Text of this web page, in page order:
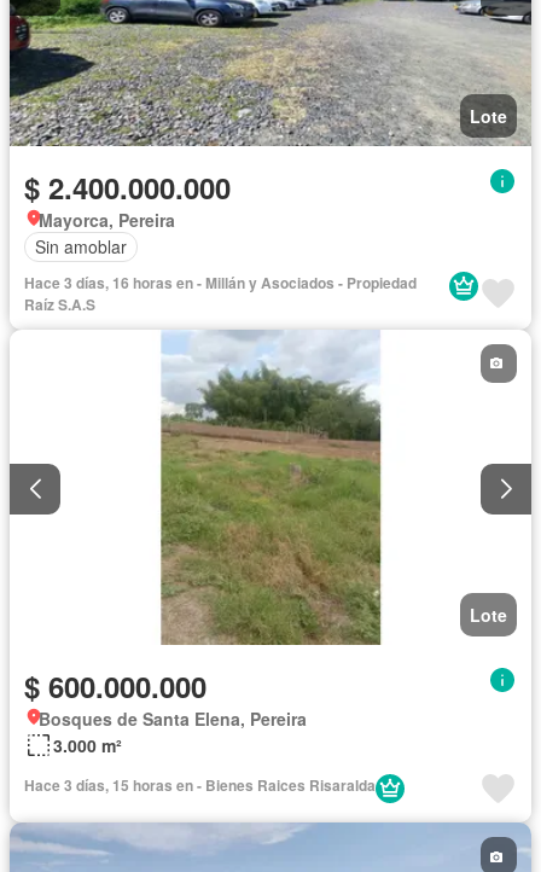
Lote
$ 2.400.000.000
Mayorca, Pereira
Sin amoblar
Hace 3 días, 16 horas en - Millán y Asociados - Propiedad
Raíz S.A.S
Lote
$ 600.000.000
Bosques de Santa Elena, Pereira
3.000 m²
Hace 3 días, 15 horas en - Bienes Raices Risaralda